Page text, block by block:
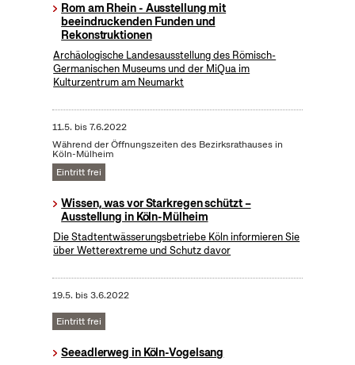
Rom am Rhein - Ausstellung mit
beeindruckenden Funden und
Rekonstruktionen
Archäologische Landesausstellung des Römisch-
Germanischen Museums und der MiQua im
Kulturzentrum am Neumarkt
11.5. bis7.6.2022
Während der Öffnungszeiten des Bezirksrathauses in
Köln-Mülheim
Eintritt frei
Wissen, was vor Starkregen schützt –
Ausstellung in Köln-Mülheim
Die Stadtentwässerungsbetriebe Köln informieren Sie
über Wetterextreme und Schutz davor
19.5. bis3.6.2022
Eintritt frei
Seeadlerweg in Köln-Vogelsang